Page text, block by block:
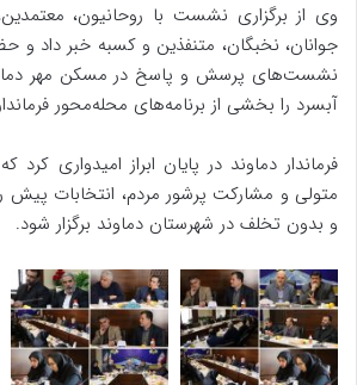
وی از برگزاری نشست با روحانیون،
جوانان، نخبگان، متنفذین و کسبه خبر داد و
نشست‌های پرسش و پاسخ در مسکن مهر
آبسرد را بخشی از برنامه‌های محله‌محور
فرماندار دماوند در پایان ابراز امیدواری
متولی و مشارکت پرشور مردم، انتخابات پیش‌
و بدون تخلف در شهرستان دماوند برگزار شود.